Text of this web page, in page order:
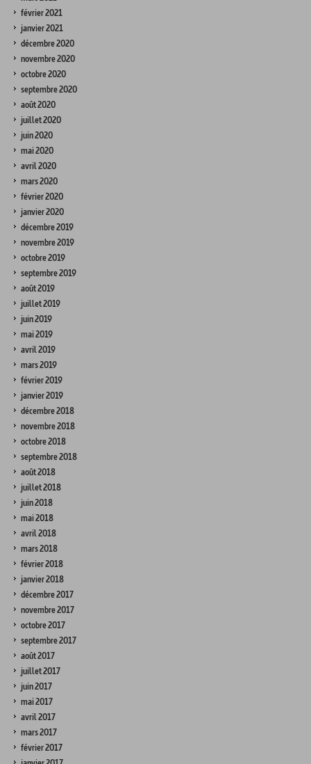
février 2021
janvier 2021
décembre 2020
novembre 2020
octobre 2020
septembre 2020
août 2020
juillet 2020
juin 2020
mai 2020
avril 2020
mars 2020
février 2020
janvier 2020
décembre 2019
novembre 2019
octobre 2019
septembre 2019
août 2019
juillet 2019
juin 2019
mai 2019
avril 2019
mars 2019
février 2019
janvier 2019
décembre 2018
novembre 2018
octobre 2018
septembre 2018
août 2018
juillet 2018
juin 2018
mai 2018
avril 2018
mars 2018
février 2018
janvier 2018
décembre 2017
novembre 2017
octobre 2017
septembre 2017
août 2017
juillet 2017
juin 2017
mai 2017
avril 2017
mars 2017
février 2017